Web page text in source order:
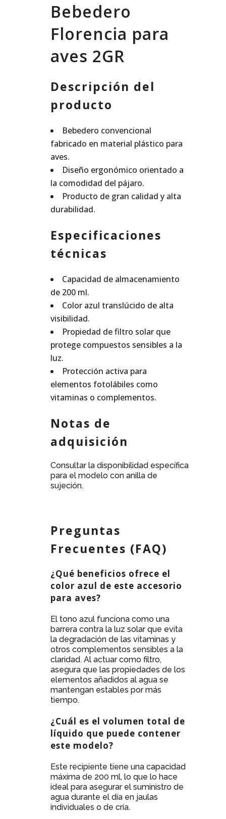
Bebedero
Florencia para
aves 2GR
Descripción del
producto
Bebedero convencional
fabricado en material plástico para
aves.
Diseño ergonómico orientado a
la comodidad del pájaro.
Producto de gran calidad y alta
durabilidad.
Especificaciones
técnicas
Capacidad de almacenamiento
de 200 ml.
Color azul translúcido de alta
visibilidad.
Propiedad de filtro solar que
protege compuestos sensibles a la
luz.
Protección activa para
elementos fotolábiles como
vitaminas o complementos.
Notas de
adquisición
Consultar la disponibilidad específica
para el modelo con anilla de
sujeción.
Preguntas
Frecuentes (FAQ)
¿Qué beneficios ofrece el
color azul de este accesorio
para aves?
El tono azul funciona como una
barrera contra la luz solar que evita
la degradación de las vitaminas y
otros complementos sensibles a la
claridad. Al actuar como filtro,
asegura que las propiedades de los
elementos añadidos al agua se
mantengan estables por más
tiempo.
¿Cuál es el volumen total de
líquido que puede contener
este modelo?
Este recipiente tiene una capacidad
máxima de 200 ml, lo que lo hace
ideal para asegurar el suministro de
agua durante el día en jaulas
individuales o de cría.